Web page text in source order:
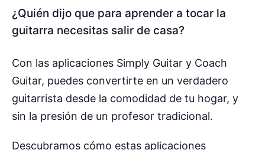
¿Quién dijo que para aprender a tocar la
guitarra necesitas salir de casa?
Con las aplicaciones Simply Guitar y Coach
Guitar, puedes convertirte en un verdadero
guitarrista desde la comodidad de tu hogar, y
sin la presión de un profesor tradicional.
Descubramos cómo estas aplicaciones